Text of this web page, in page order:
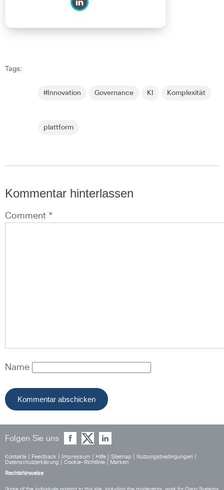
Tags:
#Innovation Governance KI Komplexität
plattform
Kommentar hinterlassen
Comment *
Name
Folgen Sie uns
Kontakte Feedback Impressum Hilfe Sitemap Nutzungsbedingungen
Datenschutzerklärung
Cookie-Richtlinie
Marken
Rechtshinweise
Some of the individuals posting to this site, including the moderators, work for Cisco Systems.